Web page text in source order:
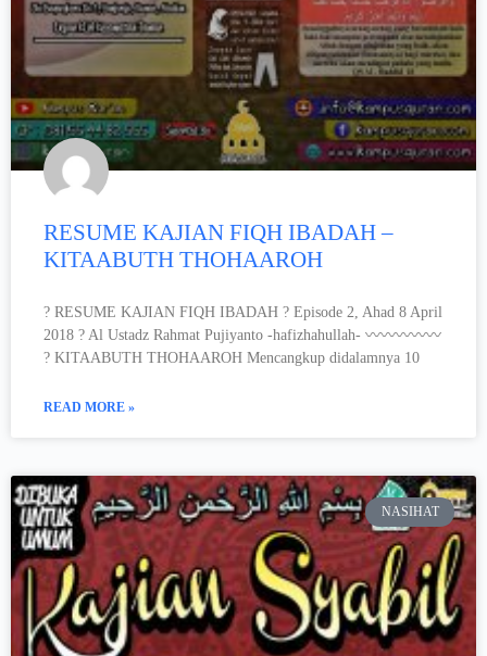
RESUME KAJIAN FIQH IBADAH –
KITAABUTH THOHAAROH
? RESUME KAJIAN FIQH IBADAH ? Episode 2, Ahad 8 April
2018 ? Al Ustadz Rahmat Pujiyanto -hafizhahullah- 〰〰〰〰〰
? KITAABUTH THOHAAROH Mencangkup didalamnya 10
READ MORE »
NASIHAT